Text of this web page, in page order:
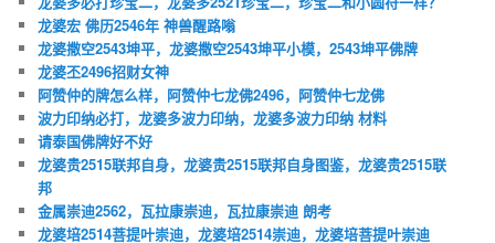
龙婆宏 佛历2546年 神兽醒路嗡
龙婆撒空2543坤平，龙婆撒空2543坤平小模，2543坤平佛牌
龙婆丕2496招财女神
阿赞仲的牌怎么样，阿赞仲七龙佛2496，阿赞仲七龙佛
波力印纳必打，龙婆多波力印纳，龙婆多波力印纳 材料
请泰国佛牌好不好
龙婆贵2515联邦自身，龙婆贵2515联邦自身图鉴，龙婆贵2515联
邦
金属崇迪2562，瓦拉康崇迪，瓦拉康崇迪 朗考
龙婆培2514菩提叶崇迪，龙婆培2514崇迪，龙婆培菩提叶崇迪